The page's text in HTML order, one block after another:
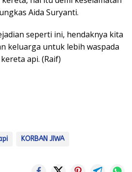
Aida Suryanti.
seperti ini, hendaknya kita
keluarga untuk lebih waspada
api. (Raif)
KORBAN JIWA